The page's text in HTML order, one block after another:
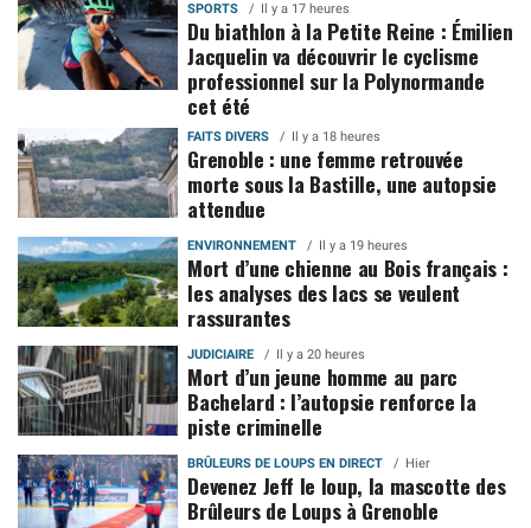
SPORTS Il y a 17 heures
Du biathlon à la Petite Reine : Émilien
Jacquelin va découvrir le cyclisme
professionnel sur la Polynormande
cet été
FAITS DIVERS Il y a 18 heures
Grenoble : une femme retrouvée
morte sous la Bastille, une autopsie
attendue
ENVIRONNEMENT Il y a 19 heures
Mort d’une chienne au Bois français :
les analyses des lacs se veulent
rassurantes
JUDICIAIRE Il y a 20 heures
Mort d’un jeune homme au parc
Bachelard : l’autopsie renforce la
piste criminelle
BRÛLEURS DE LOUPS EN DIRECT Hier
Devenez Jeff le loup, la mascotte des
Brûleurs de Loups à Grenoble